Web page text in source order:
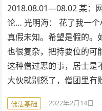
2018.08.01—08.02 某：
论… 光明海： 花了我一个
真假未知。希望是假的。
也很复杂，把持要位的可
这种僧过恶的事，居士是
大伙就别怒了，僧团里有
佛法基础 2022年2月14日